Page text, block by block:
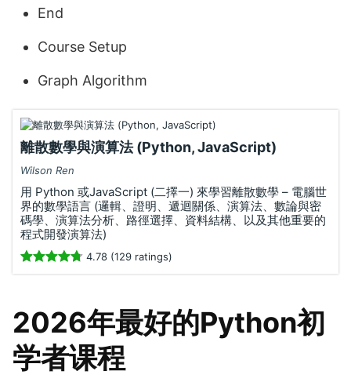
End
Course Setup
Graph Algorithm
離散數學與演算法 (Python, JavaScript)
Wilson Ren
用 Python 或JavaScript (二擇一) 來學習離散數學 – 電腦世
界的數學語言 (邏輯、證明、遞迴關係、演算法、數論與密
碼學、演算法分析、路徑選擇、資料結構、以及其他重要的
程式開發演算法)
4.78 (129 ratings)
2026年最好的Python初
学者课程